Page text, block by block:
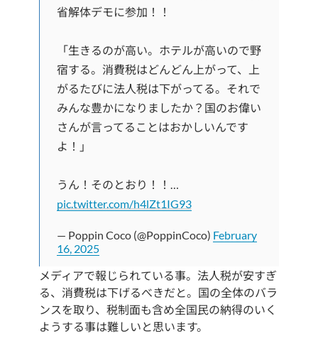
省解体デモに参加！！
「生きるのが高い。ホテルが高いので野
宿する。消費税はどんどん上がって、上
がるたびに法人税は下がってる。それで
みんな豊かになりましたか？国のお偉い
さんが言ってることはおかしいんです
よ！」
うん！そのとおり！！…
pic.twitter.com/h4lZt1IG93
— Poppin Coco (@PoppinCoco) February
16, 2025
メディアで報じられている事。法人税が安すぎ
る、消費税は下げるべきだと。国の全体のバラ
ンスを取り、税制面も含め全国民の納得のいく
ようする事は難しいと思います。